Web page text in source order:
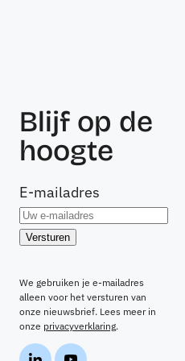
Blijf op de
hoogte
E-mailadres
We gebruiken je e-mailadres
alleen voor het versturen van
onze nieuwsbrief. Lees meer in
onze privacyverklaring.